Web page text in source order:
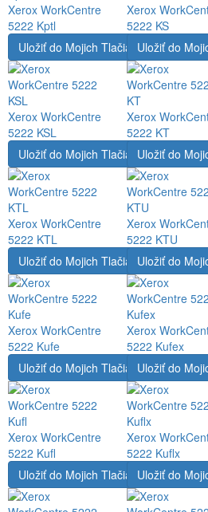
Xerox WorkCentre
5222 Kptl
Xerox
5222 KS
Uložiť do Mojich Tlačiarní
Xerox WorkCentre
5222 KSL
Uložiť do
Xerox
5222 KT
Uložiť do Mojich Tlačiarní
Xerox WorkCentre
5222 KTL
Uložiť do
Xerox
5222 KTU
Uložiť do Mojich Tlačiarní
Xerox WorkCentre
5222 Kufe
Uložiť do
Xerox
5222 Kufex
Uložiť do Mojich Tlačiarní
Xerox WorkCentre
5222 Kufl
Uložiť do
Xerox
5222 Kuflx
Uložiť do Mojich TlačiarníUložiť do